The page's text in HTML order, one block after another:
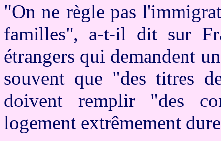
"On ne règle pas
familles", a-t-il dit sur
étrangers qui demandent
souvent que "des titres
doivent remplir "des
logement extrêmement